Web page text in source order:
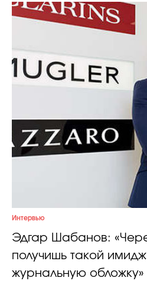
Интервью
Эдгар Шабанов:
получишь такой
журнальную обложку»